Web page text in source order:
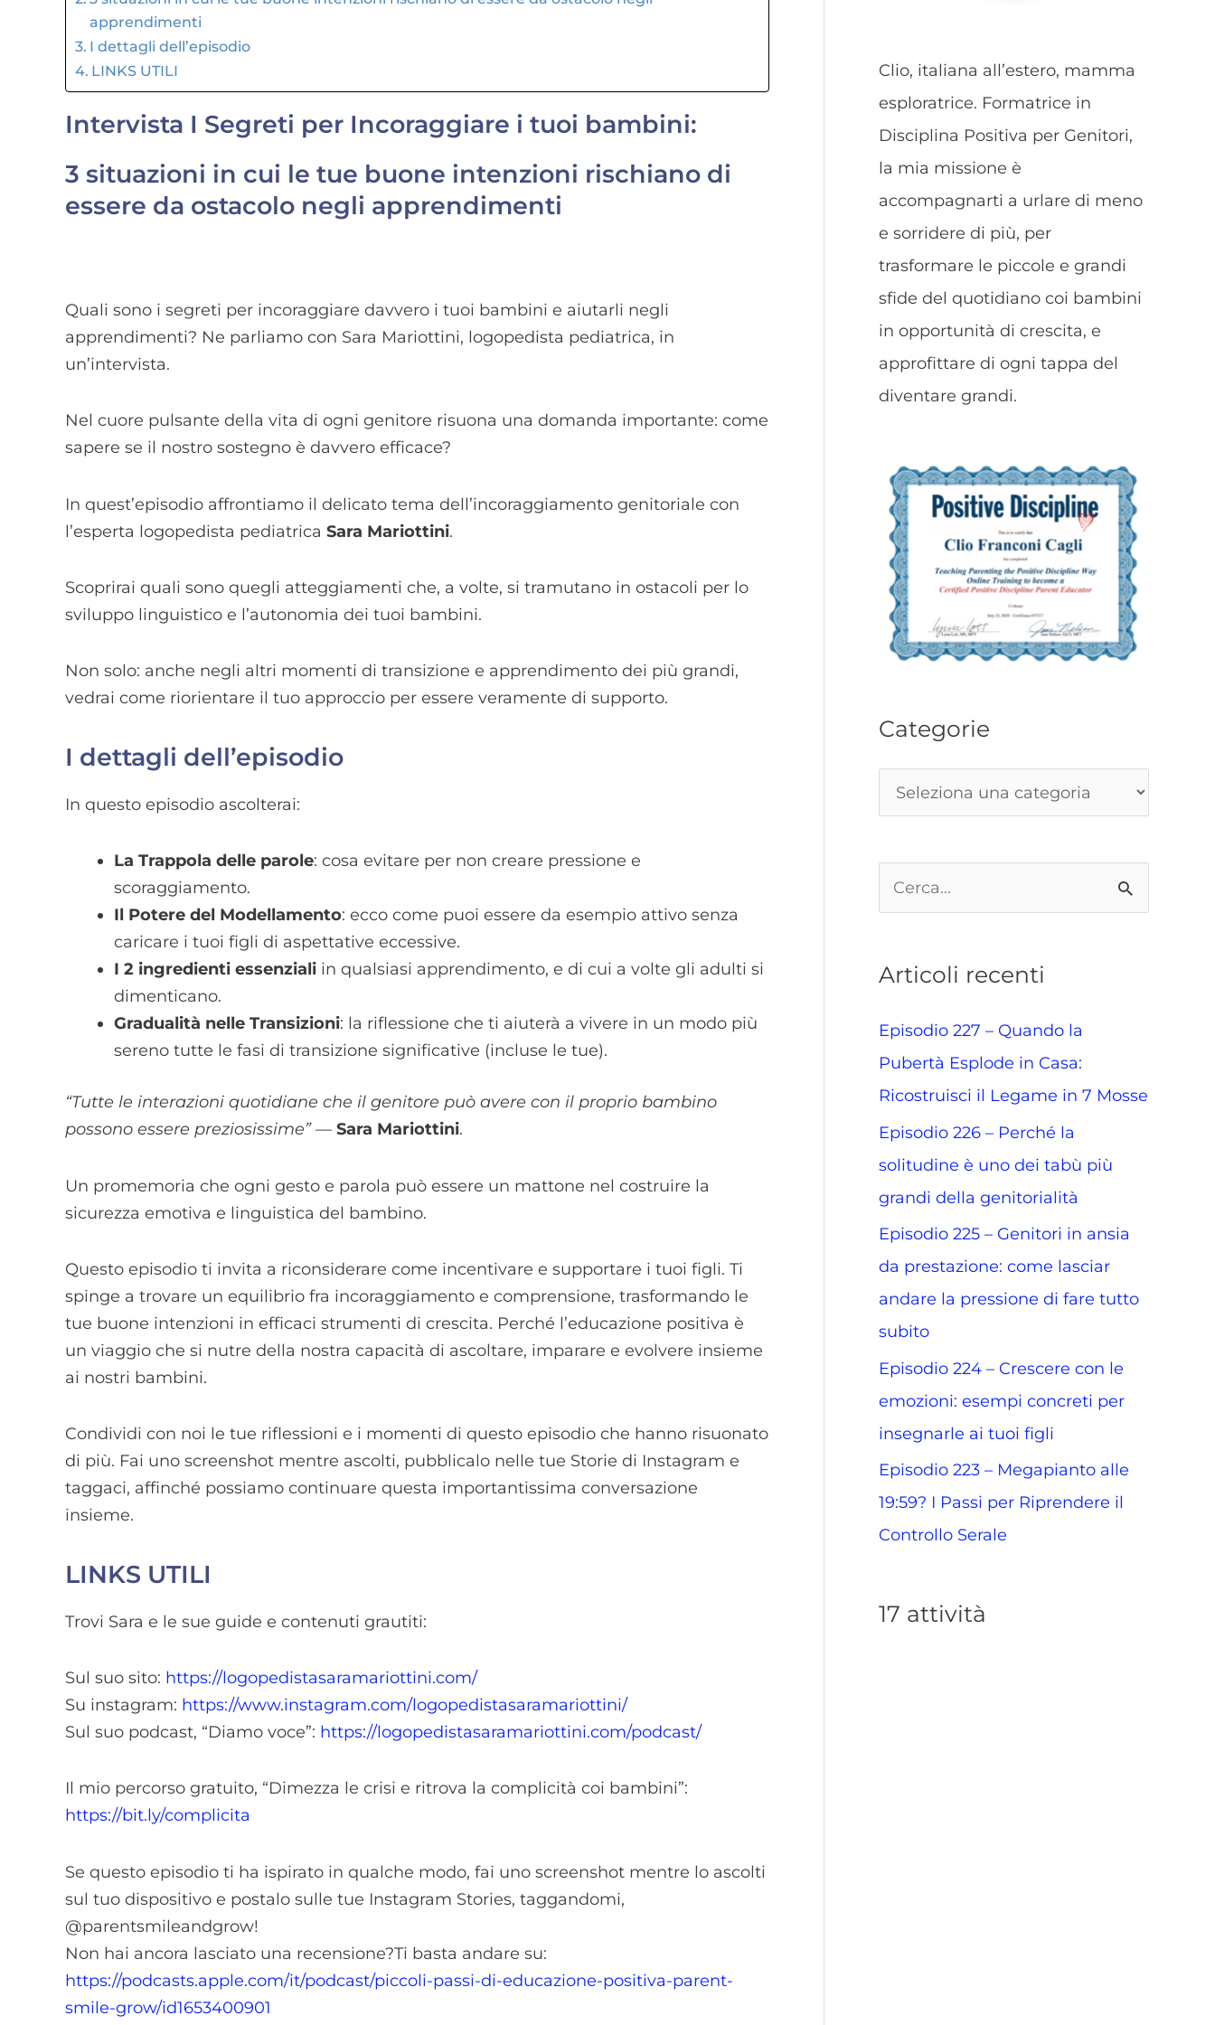
apprendimenti
I dettagli dell’episodio
LINKS UTILI
Intervista I Segreti per Incoraggiare i tuoi bambini:
3 situazioni in cui le tue buone intenzioni rischiano di
essere da ostacolo negli apprendimenti
Quali sono i segreti per incoraggiare davvero i tuoi bambini e aiutarli negli
apprendimenti? Ne parliamo con Sara Mariottini, logopedista pediatrica, in
un’intervista.
Nel cuore pulsante della vita di ogni genitore risuona una domanda importante: come
sapere se il nostro sostegno è davvero efficace?
In quest’episodio affrontiamo il delicato tema dell’incoraggiamento genitoriale con
l’esperta logopedista pediatrica Sara Mariottini.
Scoprirai quali sono quegli atteggiamenti che, a volte, si tramutano in ostacoli per lo
sviluppo linguistico e l’autonomia dei tuoi bambini.
Non solo: anche negli altri momenti di transizione e apprendimento dei più grandi,
vedrai come riorientare il tuo approccio per essere veramente di supporto.
I dettagli dell’episodio
In questo episodio ascolterai:
La Trappola delle parole: cosa evitare per non creare pressione e
scoraggiamento.
Il Potere del Modellamento: ecco come puoi essere da esempio attivo senza
caricare i tuoi figli di aspettative eccessive.
I 2 ingredienti essenziali in qualsiasi apprendimento, e di cui a volte gli adulti si
dimenticano.
Gradualità nelle Transizioni: la riflessione che ti aiuterà a vivere in un modo più
sereno tutte le fasi di transizione significative (incluse le tue).
“Tutte le interazioni quotidiane che il genitore può avere con il proprio bambino
possono essere preziosissime”— Sara Mariottini.
Un promemoria che ogni gesto e parola può essere un mattone nel costruire la
sicurezza emotiva e linguistica del bambino.
Questo episodio ti invita a riconsiderare come incentivare e supportare i tuoi figli. Ti
spinge a trovare un equilibrio fra incoraggiamento e comprensione, trasformando le
tue buone intenzioni in efficaci strumenti di crescita. Perché l’educazione positiva è
un viaggio che si nutre della nostra capacità di ascoltare, imparare e evolvere insieme
ai nostri bambini.
Condividi con noi le tue riflessioni e i momenti di questo episodio che hanno risuonato
di più. Fai uno screenshot mentre ascolti, pubblicalo nelle tue Storie di Instagram e
taggaci, affinché possiamo continuare questa importantissima conversazione
insieme.
LINKS UTILI
Trovi Sara e le sue guide e contenuti grautiti:
Sul suo sito: https://logopedistasaramariottini.com/
Su instagram: https://www.instagram.com/logopedistasaramariottini/
Sul suo podcast, “Diamo voce”: https://logopedistasaramariottini.com/podcast/
Il mio percorso gratuito, “Dimezza le crisi e ritrova la complicità coi bambini”:
https://bit.ly/complicita
Se questo episodio ti ha ispirato in qualche modo, fai uno screenshot mentre lo ascolti
sul tuo dispositivo e postalo sulle tue Instagram Stories, taggandomi,
@parentsmileandgrow!
Non hai ancora lasciato una recensione?Ti basta andare su:
https://podcasts.apple.com/it/podcast/piccoli-passi-di-educazione-positiva-parent-
smile-grow/id1653400901
Clio, italiana all’estero, mamma
esploratrice. Formatrice in
Disciplina Positiva per Genitori,
la mia missione è
accompagnarti a urlare di meno
e sorridere di più, per
trasformare le piccole e grandi
sfide del quotidiano coi bambini
in opportunità di crescita, e
approfittare di ogni tappa del
diventare grandi.
Categorie
a
:
Articoli recenti
Episodio 227 – Quando la
Pubertà Esplode in Casa:
Ricostruisci il Legame in 7 Mosse
Episodio 226 – Perché la
solitudine è uno dei tabù più
grandi della genitorialità
Episodio 225 – Genitori in ansia
da prestazione: come lasciar
andare la pressione di fare tutto
subito
Episodio 224 – Crescere con le
emozioni: esempi concreti per
insegnarle ai tuoi figli
Episodio 223 – Megapianto alle
19:59? I Passi per Riprendere il
Controllo Serale
17 attività